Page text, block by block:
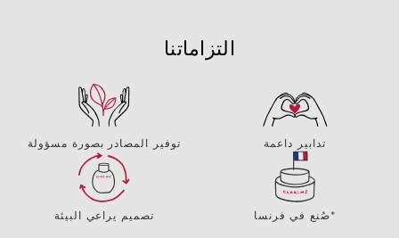
التزاماتنا
توفير المصادر بصورة مسؤولة تدابير داعمة
تصميم يراعي البيئة صُنع في فرنسا*